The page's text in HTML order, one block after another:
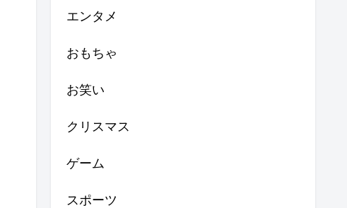
エンタメ
おもちゃ
お笑い
クリスマス
ゲーム
スポーツ